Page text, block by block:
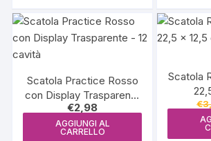
Scatola Practice Rosso
con Display Trasparente
– 12 cavità
€2,98
AGGIUNGI AL
CARRELLO
Scatola
€